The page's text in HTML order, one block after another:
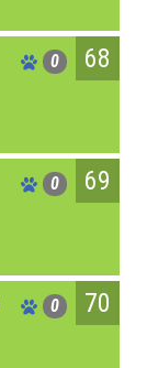
0 68
0 69
0 70